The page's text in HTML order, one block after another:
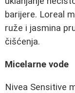
barijere. Loreal
ruže i jasmina
čišćenja.
Micelarne vode
Nivea Sensitive